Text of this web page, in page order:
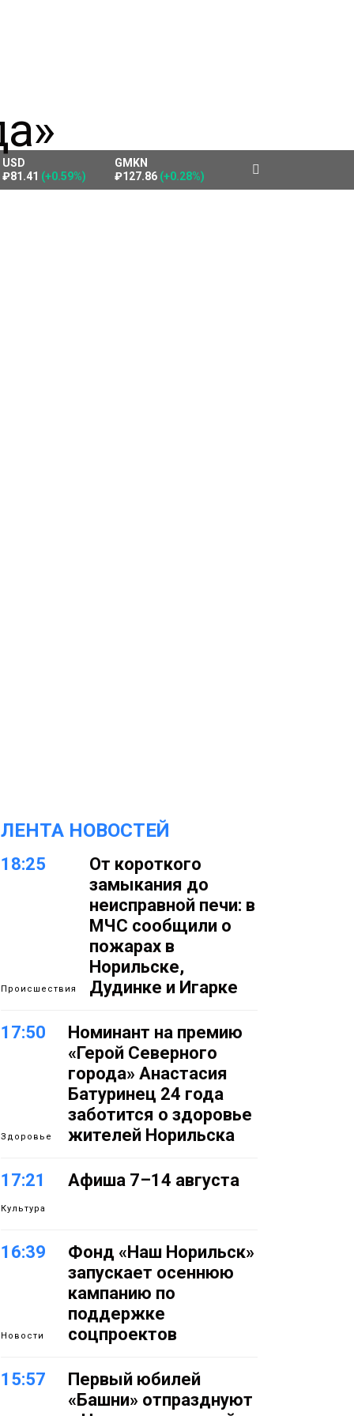
USD
₽81.41 (+0.59%)
GMKN
₽127.86 (+0.28%)
ЛЕНТА НОВОСТЕЙ
18:25
Происшествия
От короткого
замыкания до
неисправной печи: в
МЧС сообщили о
пожарах в
Норильске,
Дудинке и Игарке
17:50
Здоровье
Номинант на премию
«Герой Северного
города» Анастасия
Батуринец 24 года
заботится о здоровье
жителей Норильска
17:21
Культура
Афиша 7–14 августа
16:39
Новости
Фонд «Наш Норильск»
запускает осеннюю
кампанию по
поддержке
соцпроектов
15:57
Первый юбилей
«Башни» отпразднуют